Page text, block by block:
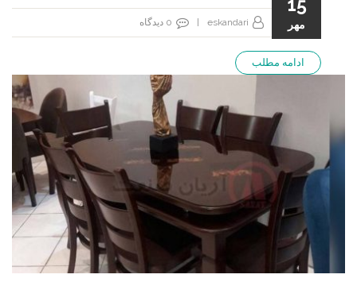
مهر eskandari
|
0 دیدگاه
ادامه مطلب